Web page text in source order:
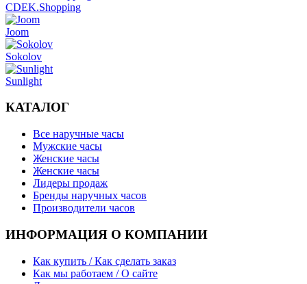
CDEK.Shopping
Joom
Sokolov
Sunlight
КАТАЛОГ
Все наручные часы
Мужские часы
Женские часы
Женские часы
Лидеры продаж
Бренды наручных часов
Производители часов
ИНФОРМАЦИЯ О КОМПАНИИ
Как купить / Как сделать заказ
Как мы работаем / О сайте